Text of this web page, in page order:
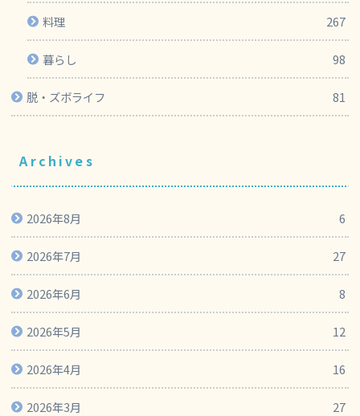
料理 267
暮らし 98
脱・ズボライフ 81
Archives
2026年8月 6
2026年7月 27
2026年6月 8
2026年5月 12
2026年4月 16
2026年3月 27